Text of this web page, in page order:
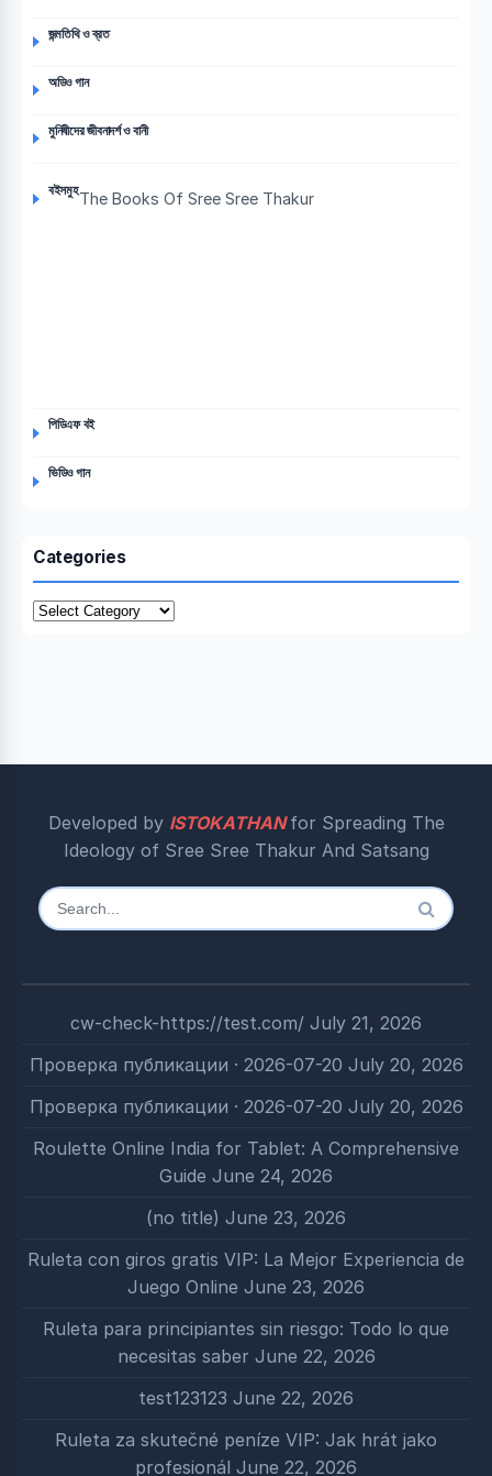
জন্মতিথি ও ব্রত
অডিও গান
মুনিষীদের জীবনাদর্শ ও বানী
বইসমুহThe Books Of Sree Sree Thakur
পিডিএফ বই
ভিডিও গান
Categories
Categories
Developed by ISTOKATHAN for Spreading The
Ideology of Sree Sree Thakur And Satsang
Search
cw-check-https://test.com/ July 21, 2026
Проверка публикации · 2026-07-20 July 20, 2026
Проверка публикации · 2026-07-20 July 20, 2026
Roulette Online India for Tablet: A Comprehensive
Guide June 24, 2026
(no title) June 23, 2026
Ruleta con giros gratis VIP: La Mejor Experiencia de
Juego Online June 23, 2026
Ruleta para principiantes sin riesgo: Todo lo que
necesitas saber June 22, 2026
test123123 June 22, 2026
Ruleta za skutečné peníze VIP: Jak hrát jako
profesionál June 22, 2026